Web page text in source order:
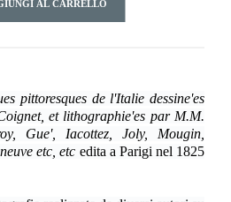
AL CARRELLO
pittoresques de l'Italie dessine'es
et lithographie'es par M.M.
Gue', Iacottez, Joly, Mougin,
etc, etc edita a Parigi nel 1825